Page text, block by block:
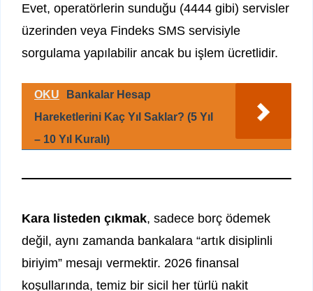
Evet, operatörlerin sunduğu (4444 gibi) servisler
üzerinden veya Findeks SMS servisiyle
sorgulama yapılabilir ancak bu işlem ücretlidir.
OKU
Bankalar Hesap
Hareketlerini Kaç Yıl Saklar? (5 Yıl
– 10 Yıl Kuralı)
Kara listeden çıkmak, sadece borç ödemek
değil, aynı zamanda bankalara “artık disiplinli
biriyim” mesajı vermektir. 2026 finansal
koşullarında, temiz bir sicil her türlü nakit